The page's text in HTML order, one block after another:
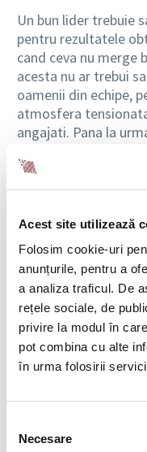
Acest site utilizează
Folosim cookie-uri
anunțurile, pentru a
a analiza traficul. De
rețele sociale, de
privire la modul în
pot combina cu alte
în urma folosirii
consimțământului
Necesare
Un bun lider trebuie
pentru rezultatele
cand ceva nu merge
acesta nu ar trebui
oamenii din echipe,
atmosfera
angajati. Pana la
siguranta la mal a
sa stie sa isi
Sa ceara
Un lucru extrem de
poate confrunta
anuleze un concediu
luni in avans. Atata
angajat care ocupa
senioritate incat
anumit angajat sa
isi planuise un